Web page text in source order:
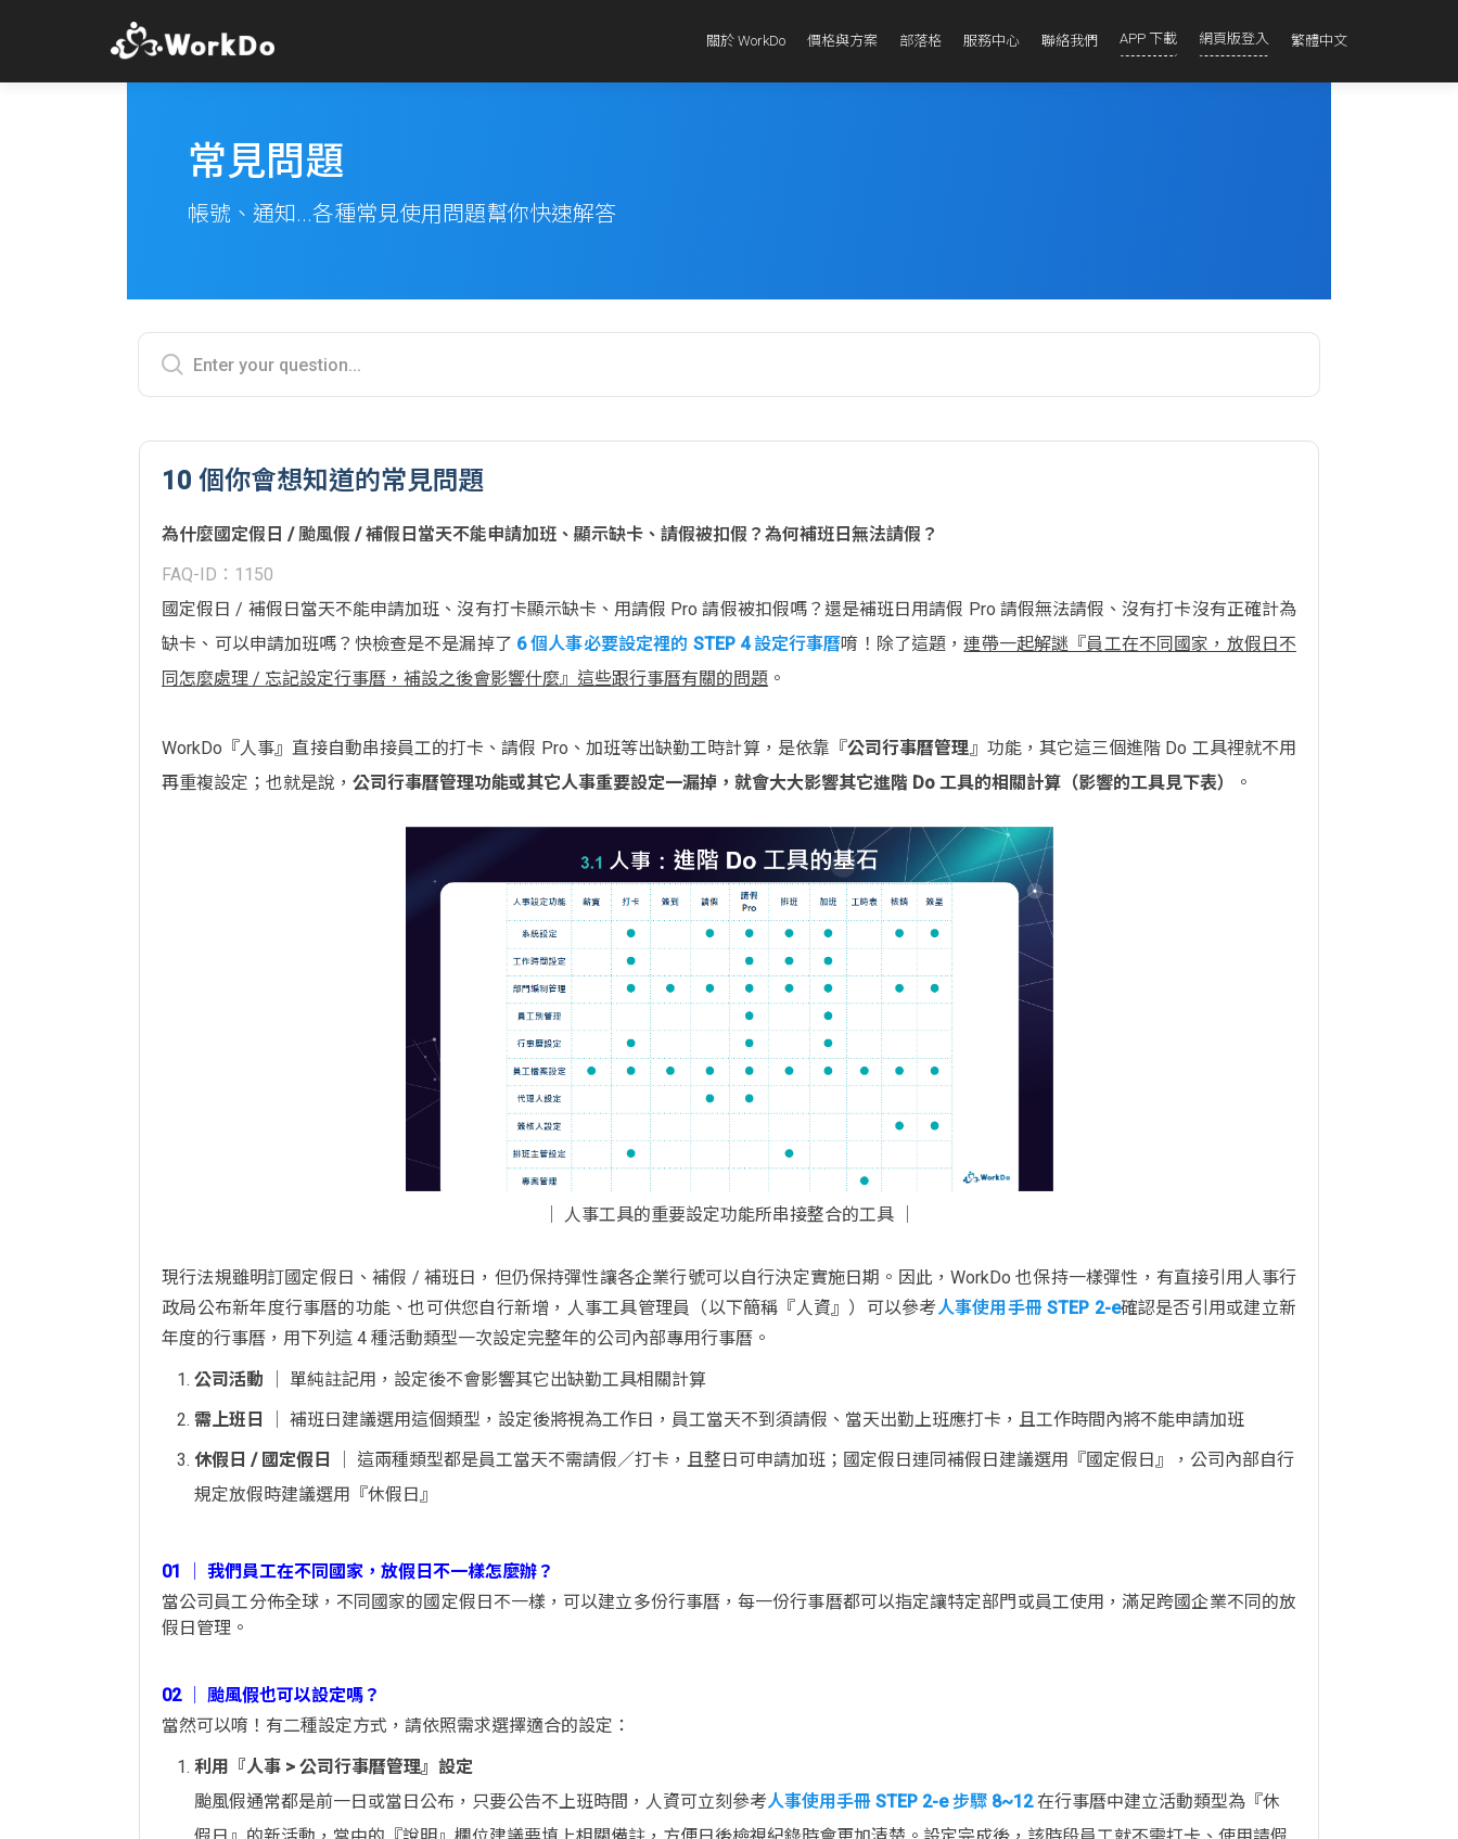
關於 WorkDo 價格與方案 部落格 服務中心 聯絡我們 APP 下載 網頁版登入 繁體中文
常見問題
帳號、通知...各種常見使用問題幫你快速解答
10 個你會想知道的常見問題
為什麼國定假日 / 颱風假 / 補假日當天不能申請加班、顯示缺卡、請假被扣假？為何補班日無法請假？
FAQ-ID：1150
國定假日 / 補假日當天不能申請加班、沒有打卡顯示缺卡、用請假 Pro 請假被扣假嗎？還是補班日用請假 Pro 請假無法請假、沒有打卡沒有正確計為
缺卡、可以申請加班嗎？快檢查是不是漏掉了 6 個人事必要設定裡的 STEP 4 設定行事曆唷！除了這題，連帶一起解謎『員工在不同國家，放假日不
同怎麼處理 / 忘記設定行事曆，補設之後會影響什麼』這些跟行事曆有關的問題 。
WorkDo『人事』直接自動串接員工的打卡、請假 Pro、加班等出缺勤工時計算，是依靠『公司行事曆管理』功能，其它這三個進階 Do 工具裡就不用
再重複設定；也就是說，公司行事曆管理功能或其它人事重要設定一漏掉，就會大大影響其它進階 Do 工具的相關計算（影響的工具見下表） 。
│ 人事工具的重要設定功能所串接整合的工具 │
現行法規雖明訂國定假日、補假 / 補班日，但仍保持彈性讓各企業行號可以自行決定實施日期。因此，WorkDo 也保持一樣彈性，有直接引用人事行
政局公布新年度行事曆的功能、也可供您自行新增，人事工具管理員（以下簡稱『人資』）可以參考人事使用手冊 STEP 2-e確認是否引用或建立新
年度的行事曆，用下列這 4 種活動類型一次設定完整年的公司內部專用行事曆。
公司活動 │ 單純註記用，設定後不會影響其它出缺勤工具相關計算
需上班日
│ 補班日建議選用這個類型，設定後將視為工作日，員工當天不到須請假、當天出勤上班應打卡，且工作時間內將不能申請加班
休假日 / 國定假日
│ 這兩種類型都是員工當天不需請假／打卡，且整日可申請加班；國定假日連同補假日建議選用『國定假日』，公司內部自行
規定放假時建議選用『休假日』
01 │ 我們員工在不同國家，放假日不一樣怎麼辦？
當公司員工分佈全球，不同國家的國定假日不一樣，可以建立多份行事曆，每一份行事曆都可以指定讓特定部門或員工使用，滿足跨國企業不同的放
假日管理。
02 │ 颱風假也可以設定嗎？
當然可以唷！有二種設定方式，請依照需求選擇適合的設定：
利用『人事 > 公司行事曆管理』設定
颱風假通常都是前一日或當日公布，只要公告不上班時間，人資可立刻參考人事使用手冊 STEP 2-e 步驟 8~12在行事曆中建立活動類型為『休